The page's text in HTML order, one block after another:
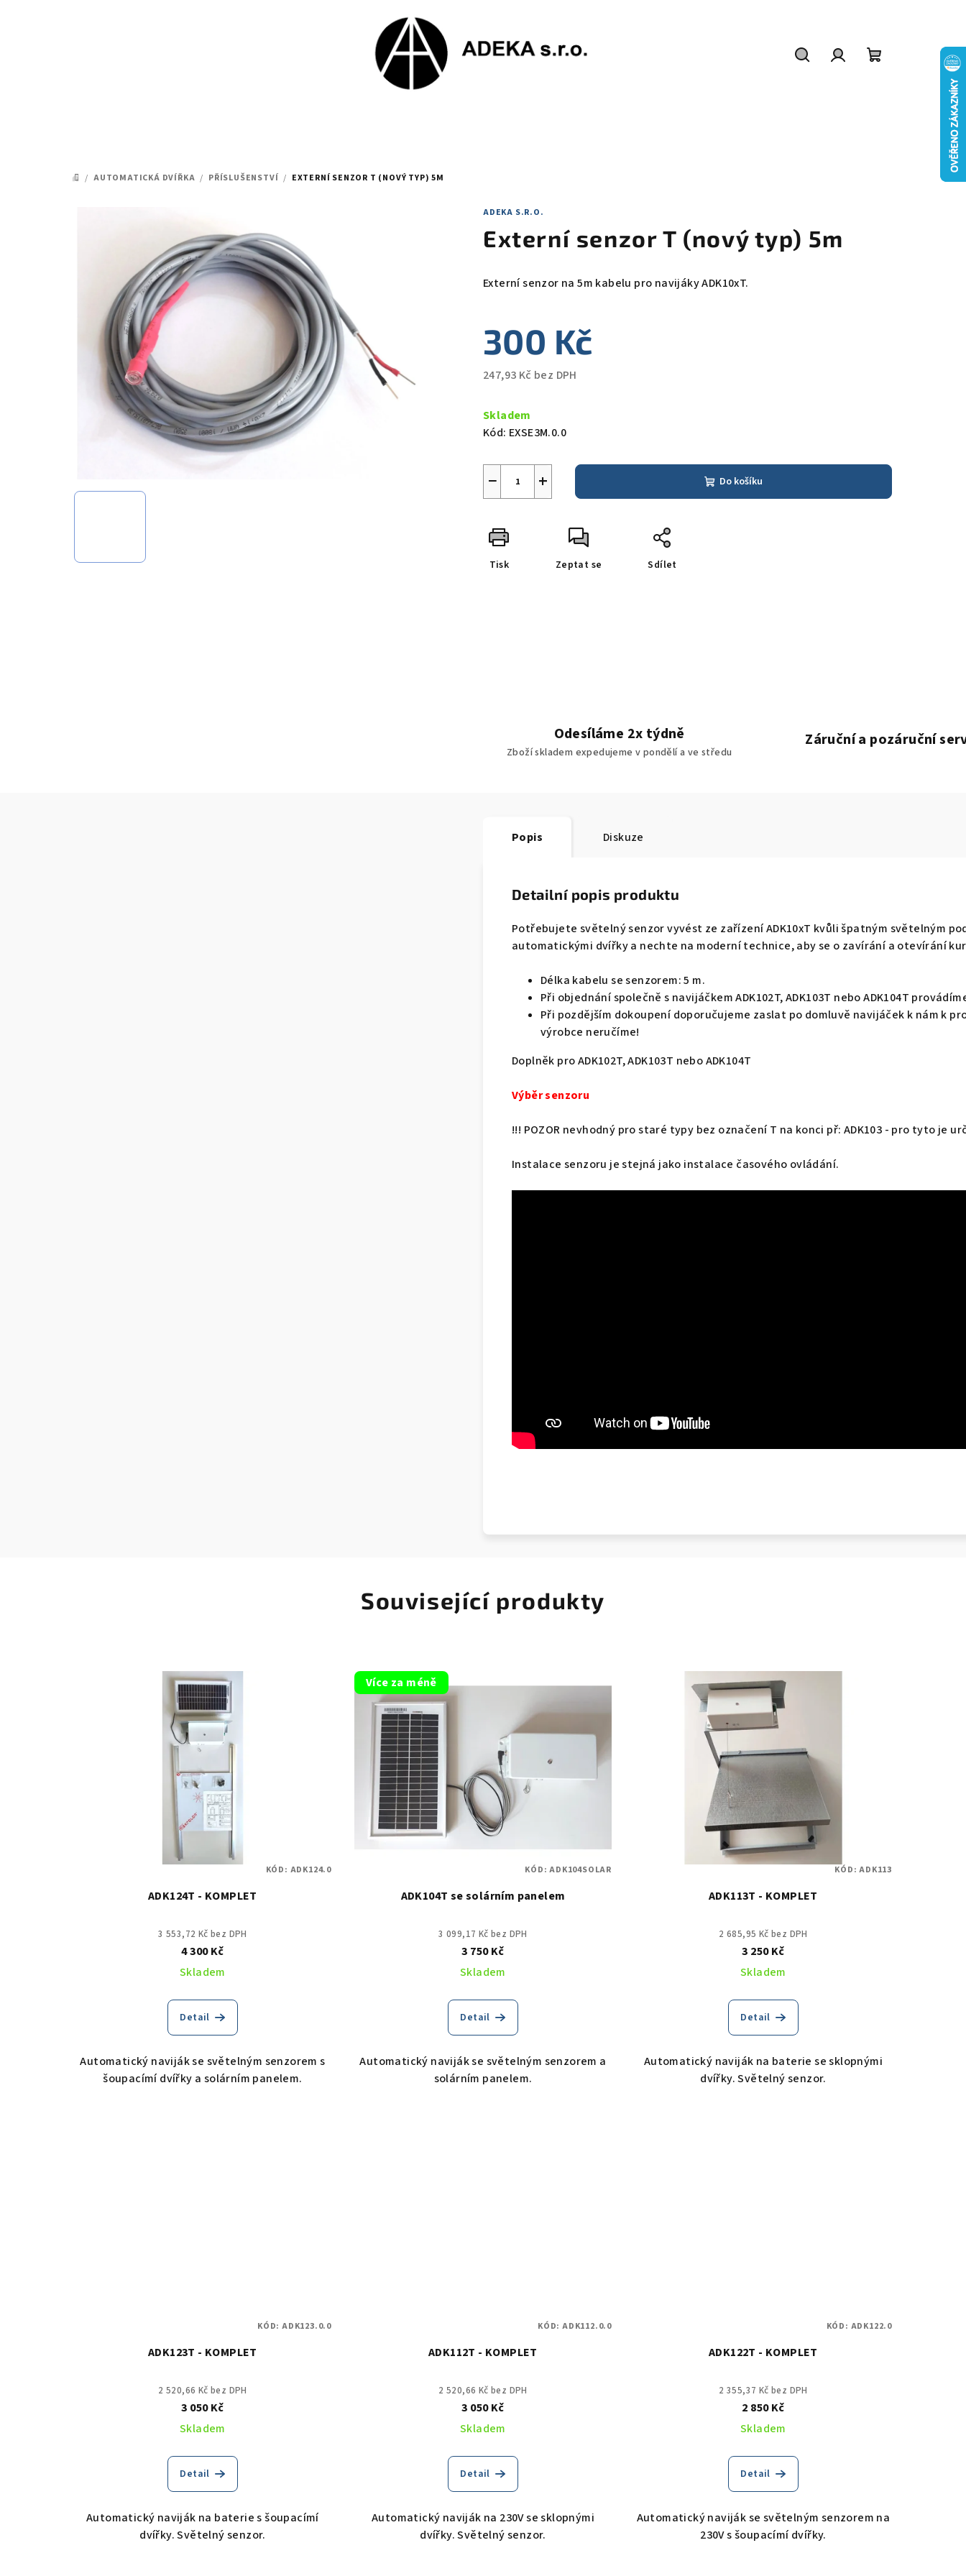
DOMŮ
/ AUTOMATICKÁ DVÍŘKA / PŘÍSLUŠENSTVÍ / EXTERNÍ SENZOR T (NOVÝ TYP) 5M
ADEKA S.R.O.
Externí senzor T (nový typ) 5m
Externí senzor na 5m kabelu pro navijáky ADK10xT.
300 Kč
247,93 Kč bez DPH
cena:
Skladem
Kód: EXSE3M.0.0
+
− Do košíku
Tisk Zeptat se Sdílet
Odesíláme 2x týdně
Zboží skladem expedujeme v pondělí a ve středu
Záruční a pozáruční
Popis Diskuze
Detailní popis produktu
Potřebujete světelný senzor vyvést ze zařízení ADK10xT kvůli špatným světelným
automatickými dvířky a nechte na moderní technice, aby se o zavírání a otevírání
Délka kabelu se senzorem: 5 m.
Při objednání společně s navijáčkem ADK102T, ADK103T nebo ADK104T
Při pozdějším dokoupení doporučujeme zaslat po domluvě navijáček k nám k
výrobce neručíme!
Doplněk pro ADK102T, ADK103T nebo ADK104T
Výběr senzoru
!!! POZOR nevhodný pro staré typy bez označení T na konci př: ADK103 - pro tyto je
Instalace senzoru je stejná jako instalace časového ovládání.
Související produkty
ADK124T - KOMPLET
3 553,72 Kč bez DPH
4 300 Kč
Skladem
Detail
Automatický naviják se světelným senzorem s
šoupacímí dvířky a solárním panelem.
KÓD: ADK124.0
Více za méně
ADK104T se solárním panelem
3 099,17 Kč bez DPH
3 750 Kč
Skladem
Detail
Automatický naviják se světelným senzorem a
solárním panelem.
KÓD:ADK104SOLAR
ADK113T - KOMPLET
2 685,95 Kč bez DPH
3 250 Kč
Skladem
Detail
Automatický naviják na baterie se sklopnými
dvířky. Světelný senzor.
KÓD:ADK113
ADK123T - KOMPLET
2 520,66 Kč bez DPH
3 050 Kč
Skladem
Detail
Automatický naviják na baterie s šoupacímí
dvířky. Světelný senzor.
KÓD: ADK123.0.0
ADK112T - KOMPLET
2 520,66 Kč bez DPH
3 050 Kč
Skladem
Detail
Automatický naviják na 230V se sklopnými
dvířky. Světelný senzor.
KÓD: ADK112.0.0
ADK122T - KOMPLET
2 355,37 Kč bez DPH
2 850 Kč
Skladem
Detail
Automatický naviják se světelným senzorem na
230V s šoupacímí dvířky.
KÓD: ADK122.0